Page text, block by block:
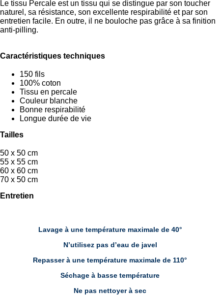
Le tissu Percale est un tissu qui se distingue par son toucher
naturel, sa résistance, son excellente respirabilité et par son
entretien facile. En outre, il ne bouloche pas grâce à sa finition
anti-pilling.
Caractéristiques techniques
150 fils
100% coton
Tissu en percale
Couleur blanche
Bonne respirabilité
Longue durée de vie
Tailles
50 x 50 cm
55 x 55 cm
60 x 60 cm
70 x 50 cm
Entretien
Lavage à une température maximale de 40°
N’utilisez pas d’eau de javel
Repasser à une température maximale de 110°
Séchage à basse température
Ne pas nettoyer à sec